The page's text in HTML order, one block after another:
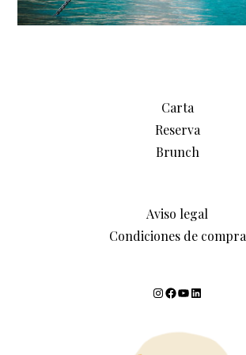
Carta
Reserva
Brunch
Aviso legal
Condiciones de compra
Instagram Facebook YouTube LinkedIn